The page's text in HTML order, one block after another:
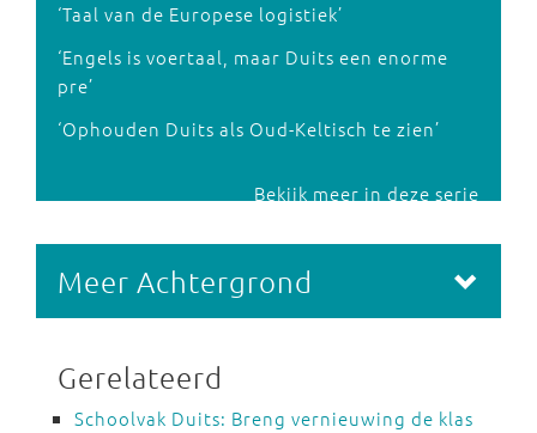
‘Taal van de Europese logistiek’
‘Engels is voertaal, maar Duits een enorme
pre’
‘Ophouden Duits als Oud-Keltisch te zien’
Bekijk meer in deze serie
Meer Achtergrond
Gerelateerd
Schoolvak Duits: Breng vernieuwing de klas